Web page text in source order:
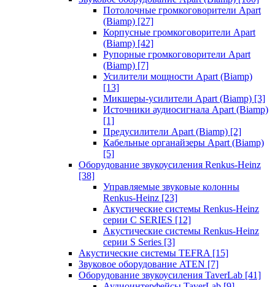
Потолочные громкоговорители Apart
(Biamp) [27]
Корпусные громкоговорители Apart
(Biamp) [42]
Рупорные громкоговорители Apart
(Biamp) [7]
Усилители мощности Apart (Biamp)
[13]
Микшеры-усилители Apart (Biamp) [3]
Источники аудиосигнала Apart (Biamp)
[1]
Предусилители Apart (Biamp) [2]
Кабельные органайзеры Apart (Biamp)
[5]
Оборудование звукоусиления Renkus-Heinz
[38]
Управляемые звуковые колонны
Renkus-Heinz [23]
Акустические системы Renkus-Heinz
серии C SERIES [12]
Акустические системы Renkus-Heinz
серии S Series [3]
Акустические системы TEFRA [15]
Звуковое оборудование ATEN [7]
Оборудование звукоусиления TaverLab [41]